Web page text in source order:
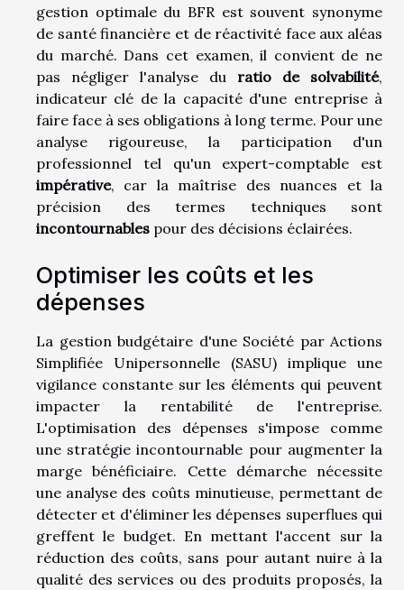
gestion optimale du BFR est souvent synonyme
de santé financière et de réactivité face aux aléas
du marché. Dans cet examen, il convient de ne
pas négliger l'analyse du ratio de solvabilité,
indicateur clé de la capacité d'une entreprise à
faire face à ses obligations à long terme. Pour une
analyse rigoureuse, la participation d'un
professionnel tel qu'un expert-comptable est
impérative, car la maîtrise des nuances et la
précision des termes techniques sont
incontournables pour des décisions éclairées.
Optimiser les coûts et les
dépenses
La gestion budgétaire d'une Société par Actions
Simplifiée Unipersonnelle (SASU) implique une
vigilance constante sur les éléments qui peuvent
impacter la rentabilité de l'entreprise.
L'optimisation des dépenses s'impose comme
une stratégie incontournable pour augmenter la
marge bénéficiaire. Cette démarche nécessite
une analyse des coûts minutieuse, permettant de
détecter et d'éliminer les dépenses superflues qui
greffent le budget. En mettant l'accent sur la
réduction des coûts, sans pour autant nuire à la
qualité des services ou des produits proposés, la